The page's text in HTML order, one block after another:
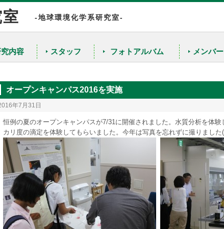
-地球環境化学系研究室-
内容
農産物や工業材料の原産地判別のための同位体指標の確立
スタッフ フォトアルバム メンバー
オープンキャンパス2016を実施
年7月31日
恒例の夏のオープンキャンパスが7/31に開催されました。水質分析を体
カリ度の滴定を体験してもらいました。今年は写真を忘れずに撮りました(